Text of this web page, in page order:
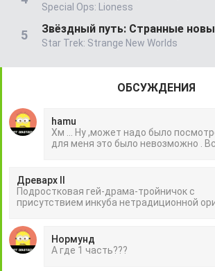
Special Ops: Lioness
Звёздный путь: Странные
Star Trek: Strange New Worlds
ОБСУЖДЕНИЯ
hamu
Хм ... Ну ,может надо было
для меня это было невозможно .
Древарх II
Подростковая гей-драма-тройничок с
присутствием инкуба нетрадиционной
Нормунд
А где 1 часть???